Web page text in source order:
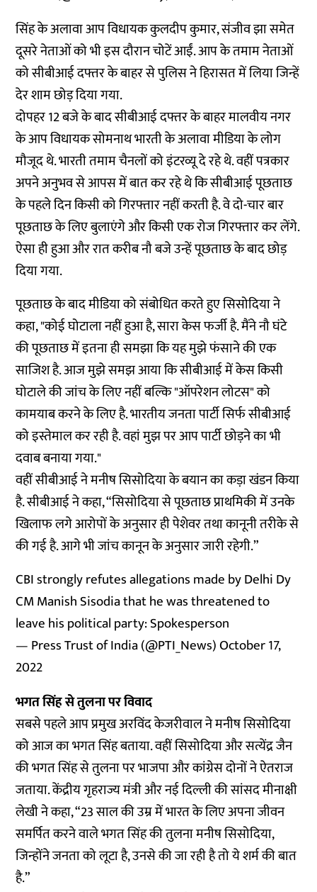
सिंह के अलावा आप विधायक कुलदीप कुमार, संजीव झा समेत
दूसरे नेताओं को भी इस दौरान चोटें आईं. आप के तमाम नेताओं
को सीबीआई दफ्तर के बाहर से पुलिस ने हिरासत में लिया जिन्हें
देर शाम छोड़ दिया गया.
दोपहर 12 बजे के बाद सीबीआई दफ्तर के बाहर मालवीय नगर
के आप विधायक सोमनाथ भारती के अलावा मीडिया के लोग
मौजूद थे. भारती तमाम चैनलों को इंटरव्यू दे रहे थे. वहीं पत्रकार
अपने अनुभव से आपस में बात कर रहे थे कि सीबीआई पूछताछ
के पहले दिन किसी को गिरफ्तार नहीं करती है. वे दो-चार बार
पूछताछ के लिए बुलाएंगे और किसी एक रोज गिरफ्तार कर लेंगे.
ऐसा ही हुआ और रात करीब नौ बजे उन्हें पूछताछ के बाद छोड़
दिया गया.
पूछताछ के बाद मीडिया को संबोधित करते हुए सिसोदिया ने
कहा, "कोई घोटाला नहीं हुआ है, सारा केस फर्जी है. मैंने नौ घंटे
की पूछताछ में इतना ही समझा कि यह मुझे फंसाने की एक
साजिश है. आज मुझे समझ आया कि सीबीआई में केस किसी
घोटाले की जांच के लिए नहीं बल्कि "ऑपरेशन लोटस" को
कामयाब करने के लिए है. भारतीय जनता पार्टी सिर्फ सीबीआई
को इस्तेमाल कर रही है. वहां मुझ पर आप पार्टी छोड़ने का भी
दवाब बनाया गया."
वहीं सीबीआई ने मनीष सिसोदिया के बयान का कड़ा खंडन किया
है. सीबीआई ने कहा, “सिसोदिया से पूछताछ प्राथमिकी में उनके
खिलाफ लगे आरोपों के अनुसार ही पेशेवर तथा कानूनी तरीके से
की गई है. आगे भी जांच कानून के अनुसार जारी रहेगी.”
CBI strongly refutes allegations made by Delhi Dy
CM Manish Sisodia that he was threatened to
leave his political party: Spokesperson
— Press Trust of India (@PTI_News)October 17,
2022
भगत सिंह से तुलना पर विवाद
सबसे पहले आप प्रमुख अरविंद केजरीवाल ने मनीष सिसोदिया
को आज का भगत सिंह बताया. वहीं सिसोदिया और सत्येंद्र जैन
की भगत सिंह से तुलना पर भाजपा और कांग्रेस दोनों ने ऐतराज
जताया. केंद्रीय गृहराज्य मंत्री और नई दिल्ली की सांसद मीनाक्षी
लेखी ने कहा, “23 साल की उम्र में भारत के लिए अपना जीवन
समर्पित करने वाले भगत सिंह की तुलना मनीष सिसोदिया,
जिन्होंने जनता को लूटा है, उनसे की जा रही है तो ये शर्म की बात
है.”